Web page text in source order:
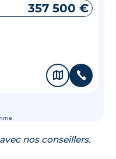
357 500 €
🗞 📞
nos conseillers.